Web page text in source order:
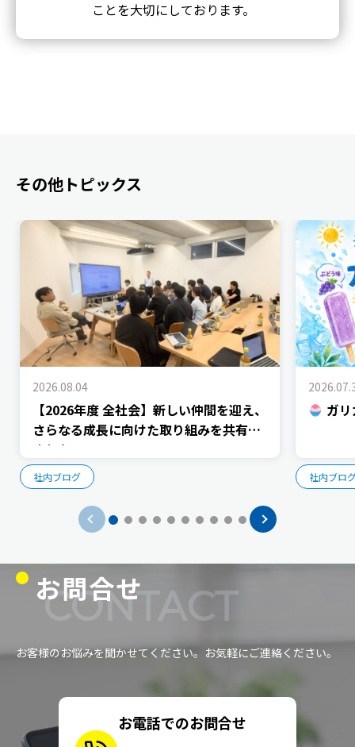
ことを大切にしております。
その他トピックス
2026.08.04
【2026年度 全社会】新しい仲間を迎え、
さらなる成長に向けた取り組みを共有し
ました
社内ブログ
ガ
社内ブロ
お問合せ
CONTACT
お客様のお悩みを聞かせてください。お気軽にご連絡ください。
お電話でのお問合せ